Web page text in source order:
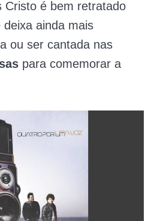
Cristo é bem retratado
ainda mais
ou ser cantada nas
para comemorar a